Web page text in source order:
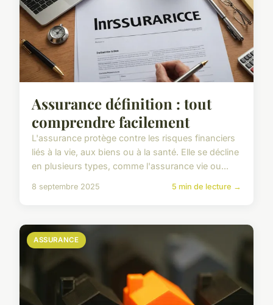
Assurance définition : tout
comprendre facilement
L'assurance protège contre les risques financiers
liés à la vie, aux biens ou à la santé. Elle se décline
en plusieurs types, comme l'assurance vie ou...
8 septembre 2025 5 min de lecture →
ASSURANCE